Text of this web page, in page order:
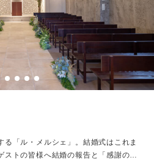
る「ル・メルシェ」。結婚式はこれま
ストの皆様へ結婚の報告と「感謝の気